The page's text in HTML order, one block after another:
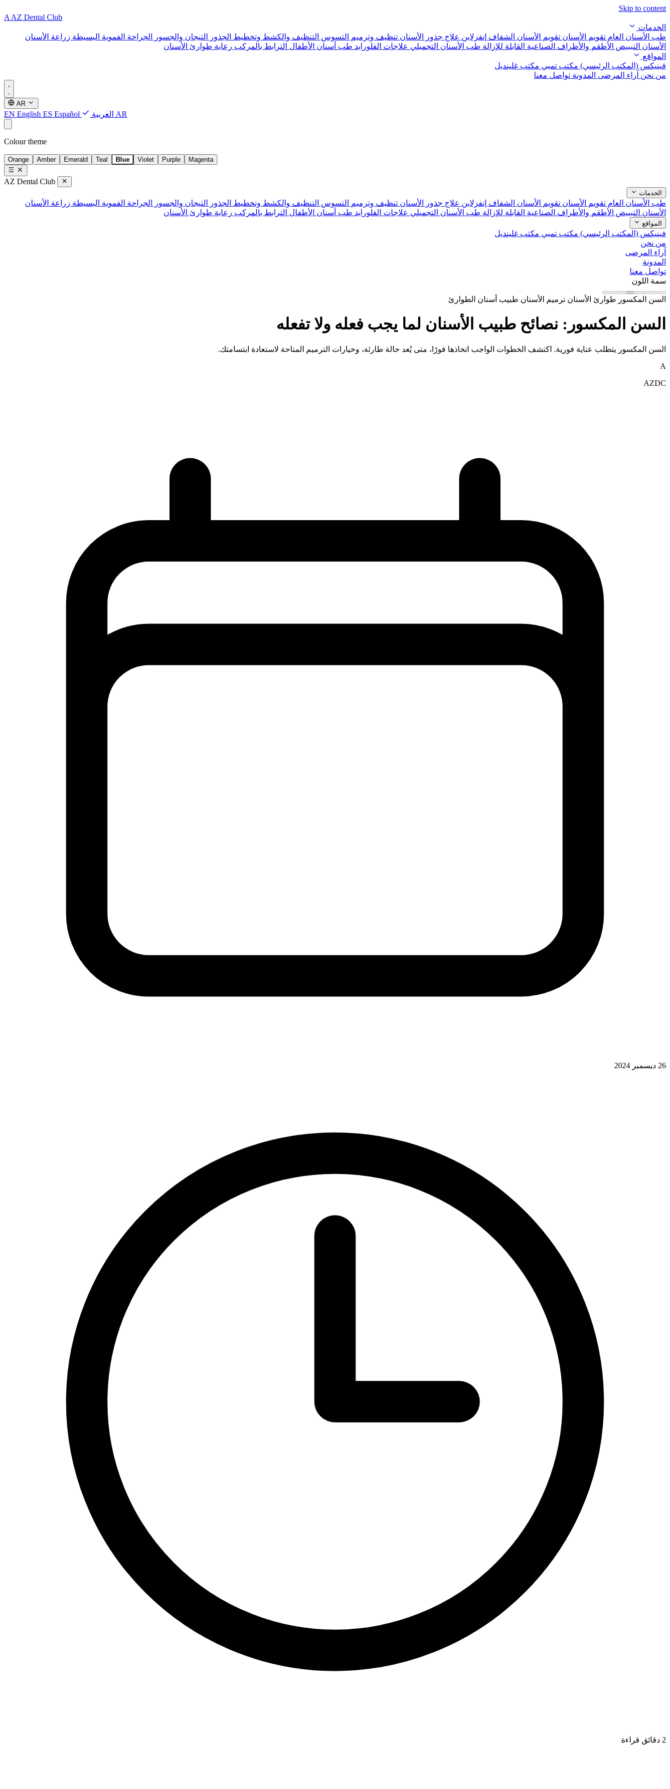
Skip to content
A AZ Dental Club
الخدمات
طب الأسنان العام تقويم الأسنان تقويم الأسنان الشفاف إنفزلاين علاج جذور الأسنان تنظيف وترميم التسوس التنظيف والكشط وتخطيط الجذور التيجان والجسور الجراحة الفموية البسيطة زراعة الأسنان
الأسنان التبييض الأطقم والأطراف الصناعية القابلة للإزالة طب الأسنان التجميلي علاجات الفلورايد طب أسنان الأطفال الترابط بالمركب رعاية طوارئ الأسنان
المواقع
فينيكس (المكتب الرئيسي) مكتب تمبي مكتب غلينديل
من نحن آراء المرضى المدونة تواصل معنا
AR
EN English ES Español AR العربية
Colour theme
Orange Amber Emerald Teal Blue Violet Purple Magenta
AZ Dental Club
الخدمات
طب الأسنان العام تقويم الأسنان تقويم الأسنان الشفاف إنفزلاين علاج جذور الأسنان تنظيف وترميم التسوس التنظيف والكشط وتخطيط الجذور التيجان والجسور الجراحة الفموية البسيطة زراعة الأسنان
الأسنان التبييض الأطقم والأطراف الصناعية القابلة للإزالة طب الأسنان التجميلي علاجات الفلورايد طب أسنان الأطفال الترابط بالمركب رعاية طوارئ الأسنان
المواقع
فينيكس (المكتب الرئيسي) مكتب تمبي مكتب غلينديل
من نحن
آراء المرضى
المدونة
تواصل معنا
سمة اللون
السن المكسور طوارئ الأسنان ترميم الأسنان طبيب أسنان الطوارئ
السن المكسور: نصائح طبيب الأسنان لما يجب فعله ولا تفعله
السن المكسور يتطلب عناية فورية. اكتشف الخطوات الواجب اتخاذها فورًا، متى يُعد حالة طارئة، وخيارات الترميم المتاحة لاستعادة ابتسامتك.
A
AZDC
26 ديسمبر 2024
2 دقائق قراءة